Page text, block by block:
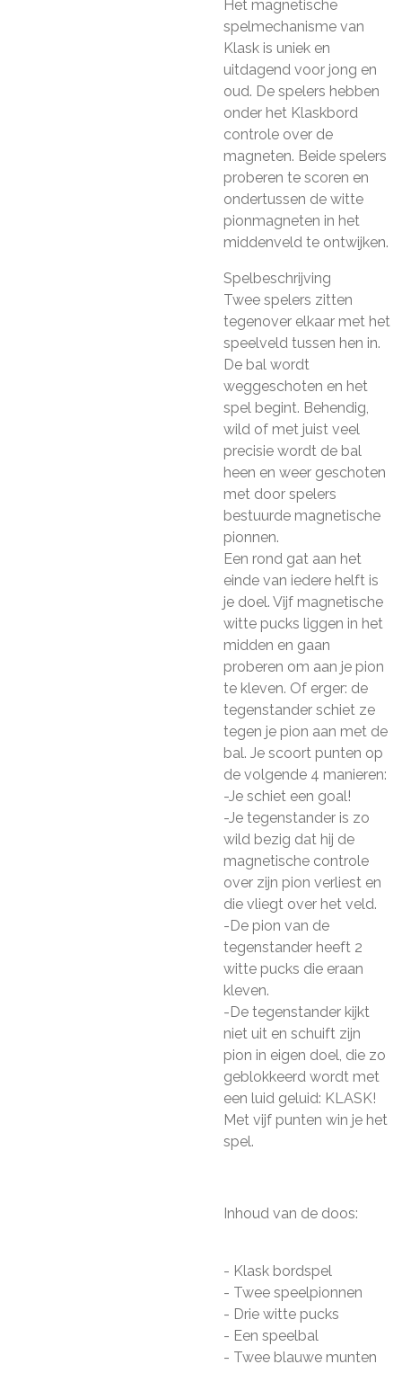
Het magnetische
spelmechanisme van
Klask is uniek en
uitdagend voor jong en
oud. De spelers hebben
onder het Klaskbord
controle over de
magneten. Beide spelers
proberen te scoren en
ondertussen de witte
pionmagneten in het
middenveld te ontwijken.
Spelbeschrijving
Twee spelers zitten
tegenover elkaar met het
speelveld tussen hen in.
De bal wordt
weggeschoten en het
spel begint. Behendig,
wild of met juist veel
precisie wordt de bal
heen en weer geschoten
met door spelers
bestuurde magnetische
pionnen.
Een rond gat aan het
einde van iedere helft is
je doel. Vijf magnetische
witte pucks liggen in het
midden en gaan
proberen om aan je pion
te kleven. Of erger: de
tegenstander schiet ze
tegen je pion aan met de
bal. Je scoort punten op
de volgende 4 manieren:
-Je schiet een goal!
-Je tegenstander is zo
wild bezig dat hij de
magnetische controle
over zijn pion verliest en
die vliegt over het veld.
-De pion van de
tegenstander heeft 2
witte pucks die eraan
kleven.
-De tegenstander kijkt
niet uit en schuift zijn
pion in eigen doel, die zo
geblokkeerd wordt met
een luid geluid: KLASK!
Met vijf punten win je het
spel.
Inhoud van de doos:
- Klask bordspel
- Twee speelpionnen
- Drie witte pucks
- Een speelbal
- Twee blauwe munten